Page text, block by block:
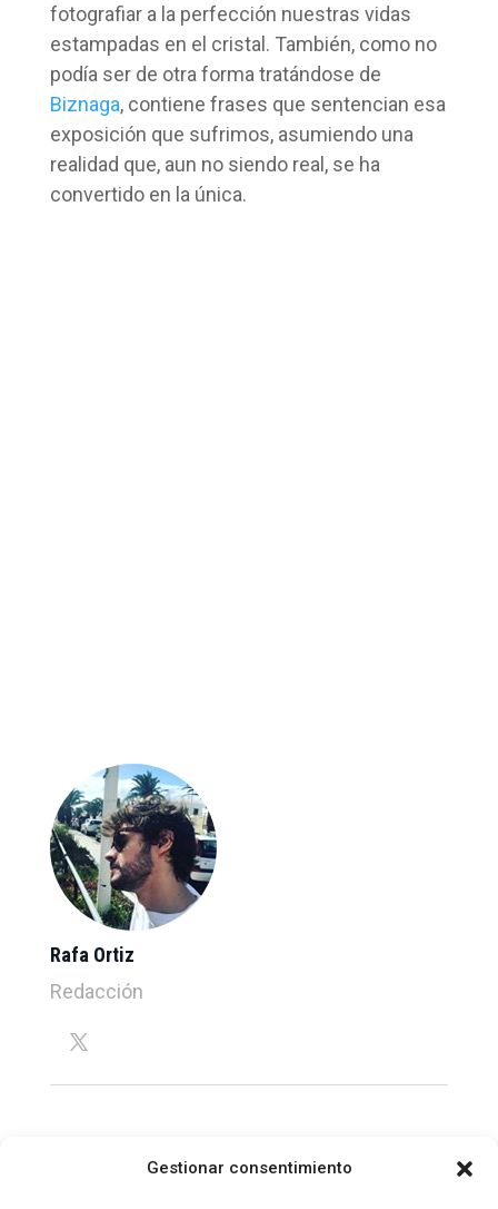
Gestionar consentimiento
fotografiar a la perfección nuestras vidas
estampadas en el cristal. También, como no
podía ser de otra forma tratándose de
Biznaga, contiene frases que sentencian esa
exposición que sufrimos, asumiendo una
realidad que, aun no siendo real, se ha
convertido en la única.
Rafa Ortiz
Redacción